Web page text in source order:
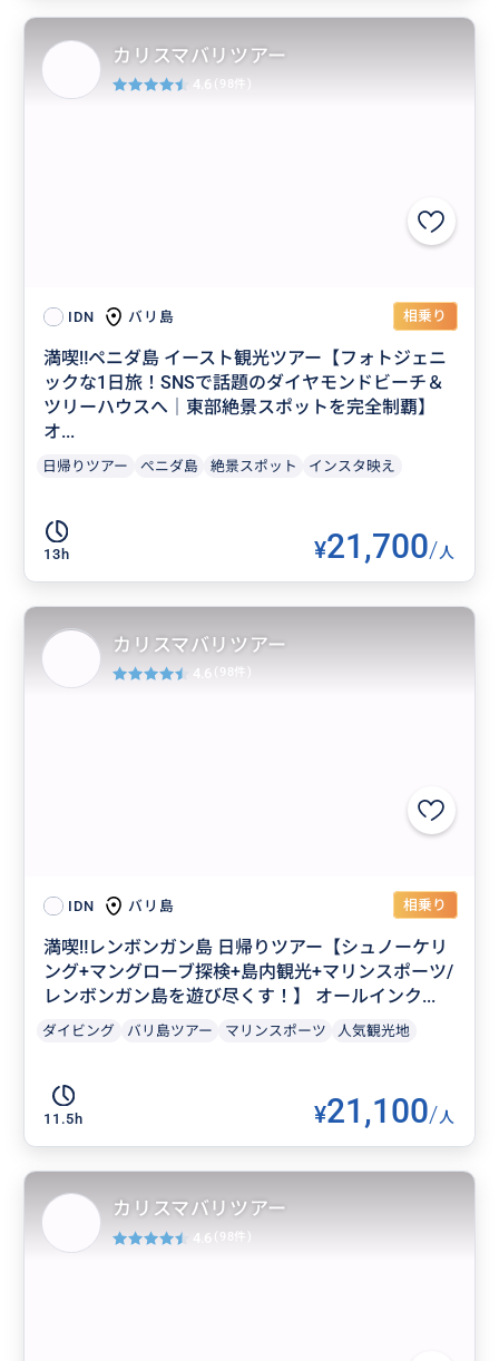
IDN バリ島 相乗り
満喫‼️ペニダ島 イースト観光ツアー【フォトジェニ
ックな1日旅！SNSで話題のダイヤモンドビーチ＆
ツリーハウスへ｜東部絶景スポットを完全制覇】
オ...
日帰りツアー ぺニダ島 絶景スポット インスタ映え
13h ¥21,700/人
カリスマバリツアー
4.6 (98件)
IDN バリ島 相乗り
満喫‼️レンボンガン島 日帰りツアー【シュノーケリ
ング+マングローブ探検+島内観光+マリンスポーツ/
レンボンガン島を遊び尽くす！】 オールインク...
ダイビング バリ島ツアー マリンスポーツ 人気観光地
11.5h ¥21,100/人
カリスマバリツアー
4.6 (98件)
カリスマバリツアー
4.6 (98件)